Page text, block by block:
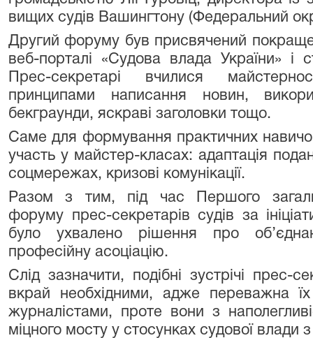
вищих судів Вашингтону (Федеральний
Другий форуму був присвячений
веб-порталі «Судова влада України» і
Прес-секретарі вчилися
принципами написання новин,
бекграунди, яскраві заголовки тощо.
Саме для формування практичних
участь у майстер-класах: адаптація
соцмережах, кризові комунікації.
Разом з тим, під час Першого
форуму прес-секретарів судів за
було ухвалено рішення про
професійну асоціацію.
Слід зазначити, подібні зустрічі прес-
вкрай необхідними, адже переважна
журналістами, проте вони з
міцного мосту у стосунках судової влади